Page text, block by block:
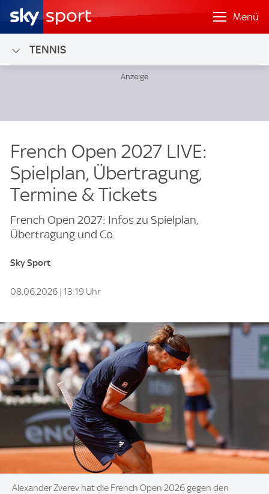
Menü
TENNIS
French Open 2027 LIVE:
Spielplan, Übertragung,
Termine & Tickets
French Open 2027: Infos zu Spielplan,
Übertragung und Co.
Sky Sport
08.06.2026 | 13:19 Uhr
Image:
Alexander Zverev hat die French Open 2026 gegen den